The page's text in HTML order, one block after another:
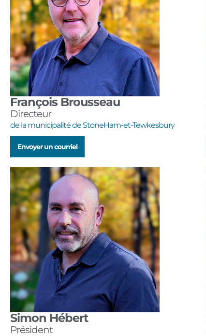
François Brousseau
Directeur
de la municipalité de StoneHam-et-Tewkesbury
Envoyer un courriel
Simon Hébert
Président